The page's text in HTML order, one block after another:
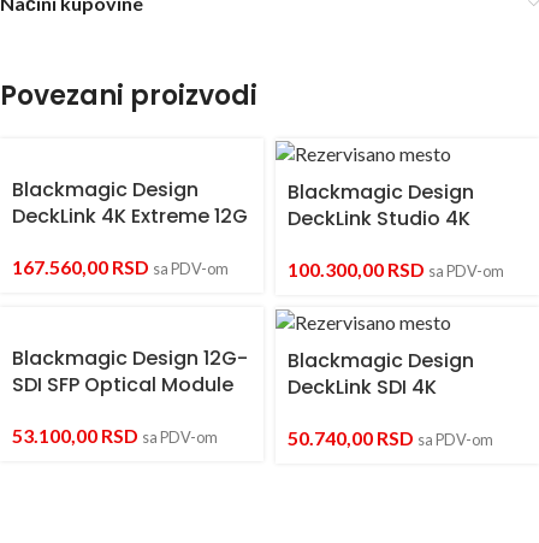
Povezani proizvodi
Blackmagic Design
DeckLink 4K Extreme 12G
167.560,00 RSD sa PDV-om
Blackmagic Design
DeckLink Studio 4K
100.300,00 RSD sa PDV-om
Blackmagic Design 12G-
SDI SFP Optical Module
53.100,00 RSD sa PDV-om
Blackmagic Design
DeckLink SDI 4K
50.740,00 RSD sa PDV-om